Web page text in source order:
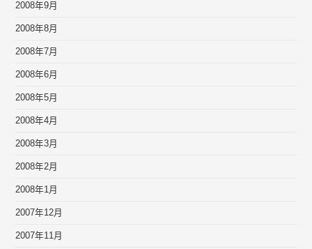
2008年9月
2008年8月
2008年7月
2008年6月
2008年5月
2008年4月
2008年3月
2008年2月
2008年1月
2007年12月
2007年11月